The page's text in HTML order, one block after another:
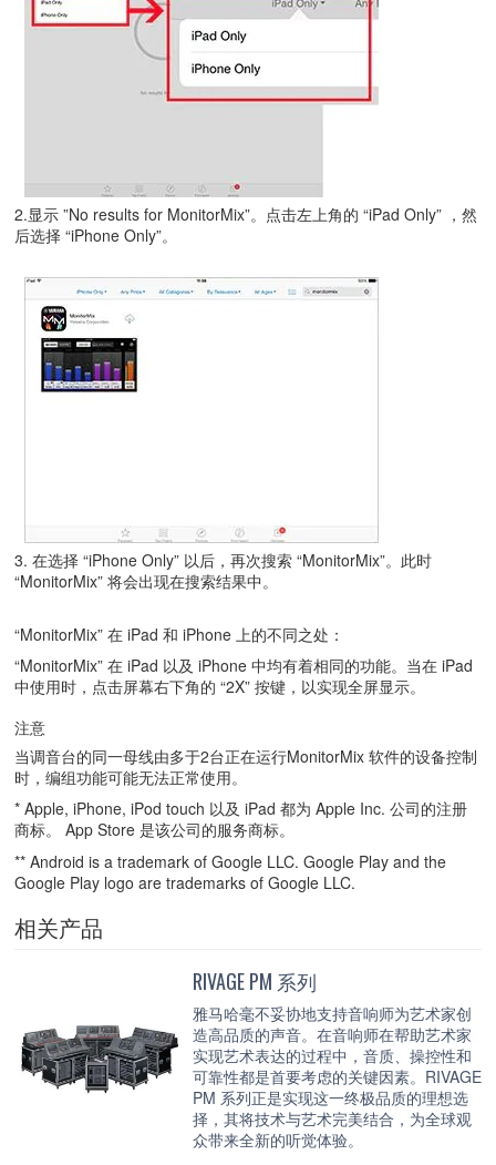
2.显示 ”No results for MonitorMix”。点击左上角的 “iPad Only” ，然
后选择 “iPhone Only”。
3. 在选择 “iPhone Only” 以后，再次搜索 “MonitorMix”。此时
“MonitorMix” 将会出现在搜索结果中。
“MonitorMix” 在 iPad 和 iPhone 上的不同之处：
“MonitorMix” 在 iPad 以及 iPhone 中均有着相同的功能。当在 iPad
中使用时，点击屏幕右下角的 “2X” 按键，以实现全屏显示。
注意
当调音台的同一母线由多于2台正在运行MonitorMix 软件的设备控制
时，编组功能可能无法正常使用。
* Apple, iPhone, iPod touch 以及 iPad 都为 Apple Inc. 公司的注册
商标。 App Store 是该公司的服务商标。
** Android is a trademark of Google LLC. Google Play and the
Google Play logo are trademarks of Google LLC.
相关产品
RIVAGE PM 系列
雅马哈毫不妥协地支持音响师为艺术家创
造高品质的声音。在音响师在帮助艺术家
实现艺术表达的过程中，音质、操控性和
可靠性都是首要考虑的关键因素。RIVAGE
PM 系列正是实现这一终极品质的理想选
择，其将技术与艺术完美结合，为全球观
众带来全新的听觉体验。